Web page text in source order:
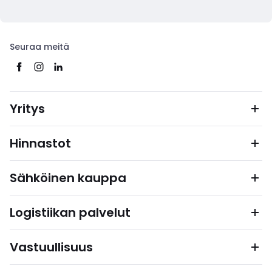
Seuraa meitä
Yritys
Hinnastot
Sähköinen kauppa
Logistiikan palvelut
Vastuullisuus